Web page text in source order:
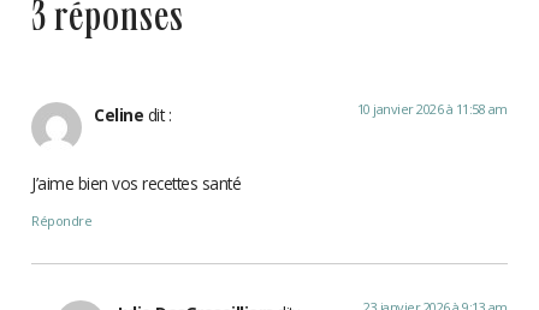
3 réponses
Celine dit : 10 janvier 2026 à 11:58 am
J’aime bien vos recettes santé
Répondre